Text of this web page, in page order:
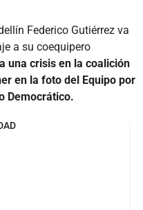
Federico Gutiérrez va
a su coequipero
una crisis en la coalición
en la foto del Equipo por
Democrático.